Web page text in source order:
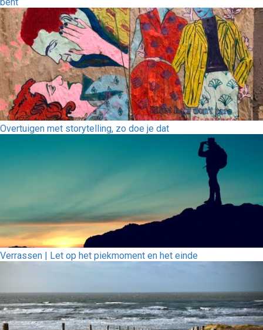
Overtuigen met storytelling, zo doe je dat
Verrassen | Let op het piekmoment en het einde